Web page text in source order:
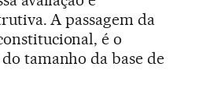
A passagem da
é o
tamanho da base de